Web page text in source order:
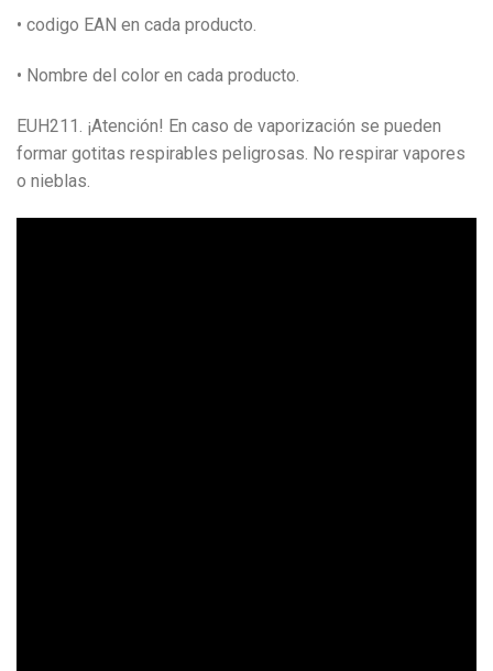
• codigo EAN en cada producto.
• Nombre del color en cada producto.
EUH211. ¡Atención! En caso de vaporización se pueden
formar gotitas respirables peligrosas. No respirar vapores
o nieblas.